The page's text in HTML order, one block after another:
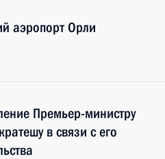
аэропорт Орли
Премьер-министру
в связи с его